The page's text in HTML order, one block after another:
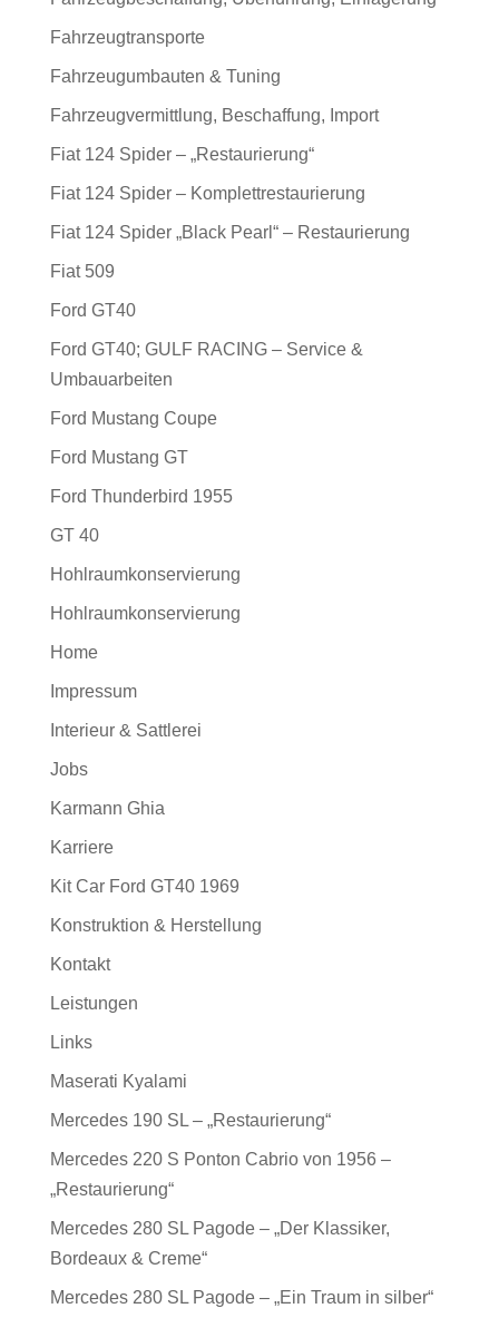
Fahrzeugtransporte
Fahrzeugumbauten & Tuning
Fahrzeugvermittlung, Beschaffung, Import
Fiat 124 Spider – „Restaurierung“
Fiat 124 Spider – Komplettrestaurierung
Fiat 124 Spider „Black Pearl“ – Restaurierung
Fiat 509
Ford GT40
Ford GT40; GULF RACING – Service &
Umbauarbeiten
Ford Mustang Coupe
Ford Mustang GT
Ford Thunderbird 1955
GT 40
Hohlraumkonservierung
Hohlraumkonservierung
Home
Impressum
Interieur & Sattlerei
Jobs
Karmann Ghia
Karriere
Kit Car Ford GT40 1969
Konstruktion & Herstellung
Kontakt
Leistungen
Links
Maserati Kyalami
Mercedes 190 SL – „Restaurierung“
Mercedes 220 S Ponton Cabrio von 1956 –
„Restaurierung“
Mercedes 280 SL Pagode – „Der Klassiker,
Bordeaux & Creme“
Mercedes 280 SL Pagode – „Ein Traum in silber“